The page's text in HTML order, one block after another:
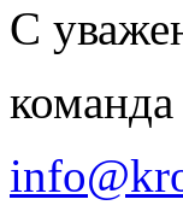
С